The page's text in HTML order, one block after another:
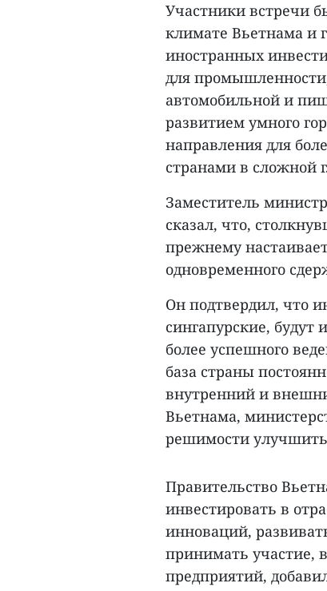
Участники встречи
климате Вьетнама и
иностранных
для
автомобильной и
развитием умного
направления для
странами в сложной
Заместитель
сказал, что,
прежнему
одновременного
Он подтвердил, что
сингапурские,
более успешного
база страны
внутренний и
Вьетнама,
решимости улучшить
Правительство
инвестировать в
инноваций,
принимать участие,
предприятий,